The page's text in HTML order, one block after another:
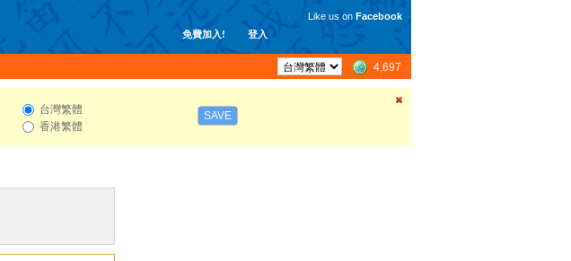
免費加入! 登入
Like us on Facebook
4,697
台灣繁體
香港繁體
SAVE